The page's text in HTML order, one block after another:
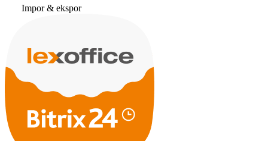
Impor & ekspor